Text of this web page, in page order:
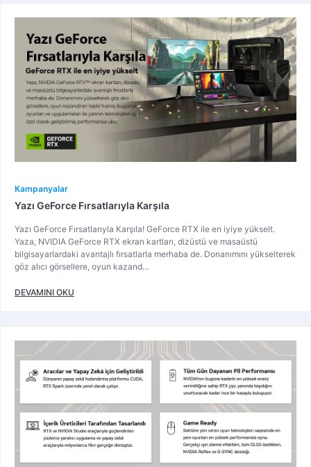
Kampanyalar
Yazı GeForce Fırsatlarıyla Karşıla
Yazı GeForce Fırsatlarıyla Karşıla! GeForce RTX ile en iyiye yükselt.
Yaza, NVIDIA GeForce RTX ekran kartları, dizüstü ve masaüstü
bilgisayarlardaki avantajlı fırsatlarla merhaba de. Donanımını yükselterek
göz alıcı görsellere, oyun kazand...
DEVAMINI OKU